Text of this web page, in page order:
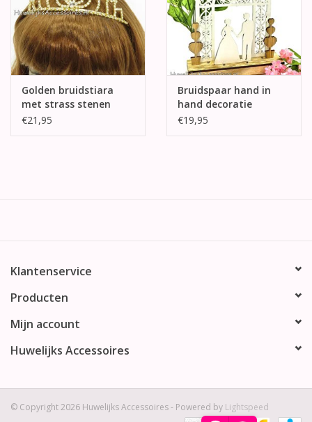
Golden bruidstiara
met strass stenen
€21,95
Bruidspaar hand in
hand decoratie
€19,95
Klantenservice
Producten
Mijn account
Huwelijks Accessoires
© Copyright 2026 Huwelijks Accessoires - Powered by Lightspeed